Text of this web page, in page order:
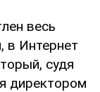
весь
в Интернет
судя
директором